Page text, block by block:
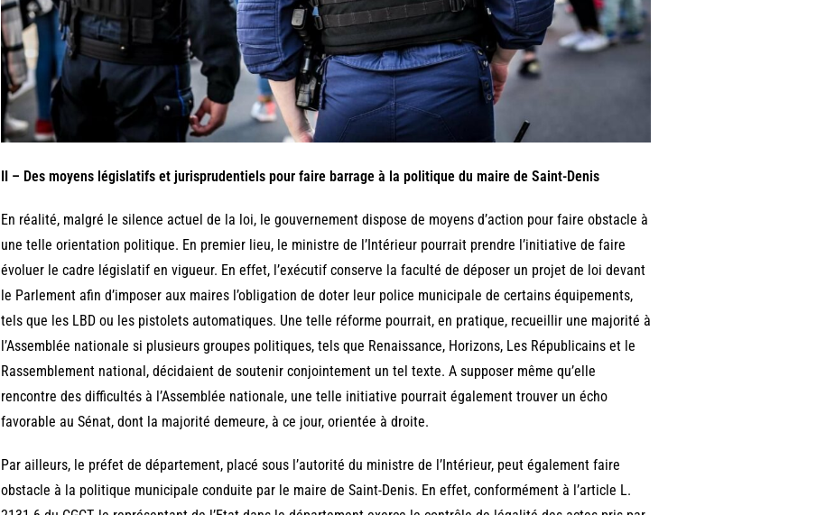
II – Des moyens législatifs et jurisprudentiels pour faire barrage à la politique du maire de Saint-Denis
En réalité, malgré le silence actuel de la loi, le gouvernement dispose de moyens d’action pour faire obstacle à
une telle orientation politique. En premier lieu, le ministre de l’Intérieur pourrait prendre l’initiative de faire
évoluer le cadre législatif en vigueur. En effet, l’exécutif conserve la faculté de déposer un projet de loi devant
le Parlement afin d’imposer aux maires l’obligation de doter leur police municipale de certains équipements,
tels que les LBD ou les pistolets automatiques. Une telle réforme pourrait, en pratique, recueillir une majorité à
l’Assemblée nationale si plusieurs groupes politiques, tels que Renaissance, Horizons, Les Républicains et le
Rassemblement national, décidaient de soutenir conjointement un tel texte. A supposer même qu’elle
rencontre des difficultés à l’Assemblée nationale, une telle initiative pourrait également trouver un écho
favorable au Sénat, dont la majorité demeure, à ce jour, orientée à droite.
Par ailleurs, le préfet de département, placé sous l’autorité du ministre de l’Intérieur, peut également faire
obstacle à la politique municipale conduite par le maire de Saint-Denis. En effet, conformément à l’article L.